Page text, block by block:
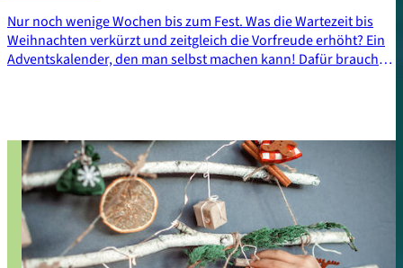
Nur noch wenige Wochen bis zum Fest. Was die Wartezeit bis
Weihnachten verkürzt und zeitgleich die Vorfreude erhöht? Ein
Adventskalender, den man selbst machen kann! Dafür braucht